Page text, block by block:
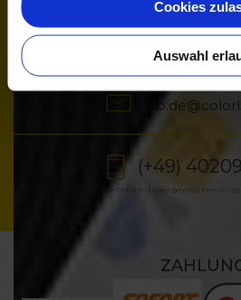
Cookies
Auswahl
(+49)
Kosten für Anrufe zum Ortstarif oder gemäß